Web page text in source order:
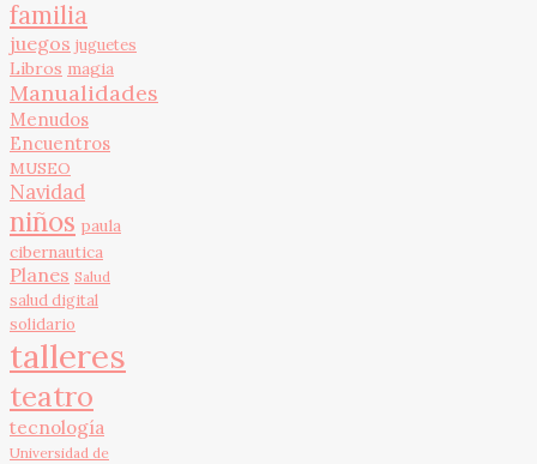
familia
juegos juguetes
Libros magia
Manualidades
Menudos
Encuentros
MUSEO
Navidad
niños paula
cibernautica
Planes Salud
salud digital
solidario
talleres
teatro
tecnología
Universidad de